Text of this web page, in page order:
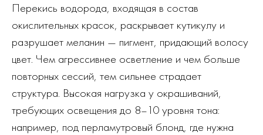
Перекись водорода, входящая в состав
окислительных красок, раскрывает кутикулу и
разрушает меланин — пигмент, придающий волосу
цвет. Чем агрессивнее осветление и чем больше
повторных сессий, тем сильнее страдает
структура. Высокая нагрузка у окрашиваний,
требующих освещения до 8–10 уровня тона:
например, под перламутровый блонд, где нужна